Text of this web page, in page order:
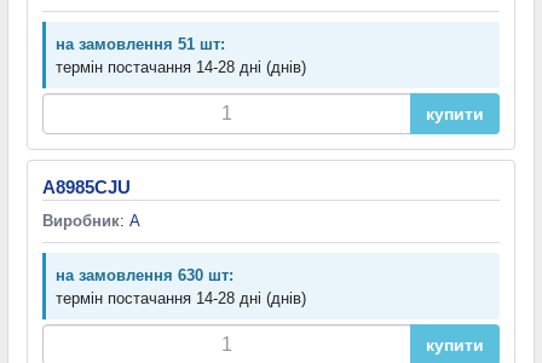
на замовлення 51 шт:
термін постачання 14-28 дні (днів)
купити
A8985CJU
Виробник: A
на замовлення 630 шт:
термін постачання 14-28 дні (днів)
купити